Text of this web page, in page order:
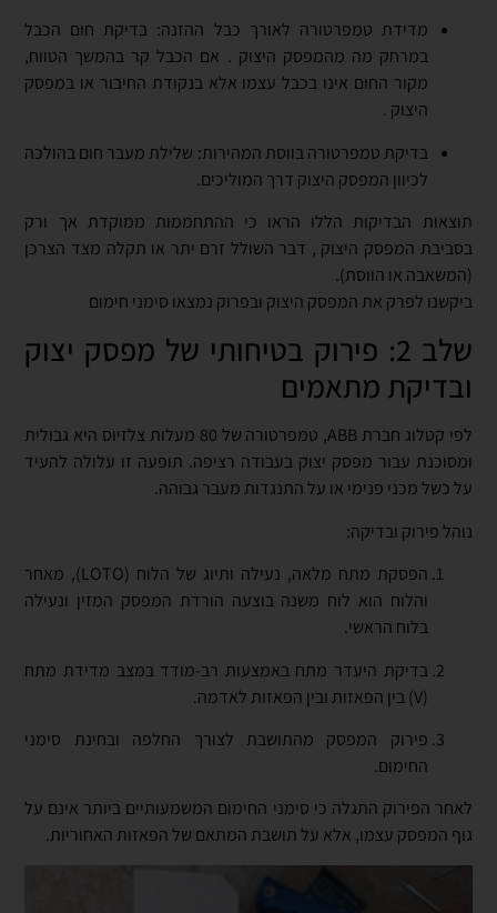
מדידת טמפרטורה לאורך כבל ההזנה: בדיקת חום הכבל
במרחק מה מהמפסק היצוק . אם הכבל קר בהמשך הטווח,
מקור החום אינו בכבל עצמו אלא בנקודת החיבור או במפסק
היצוק .
בדיקת טמפרטורה בווסת המהירות: שלילת מעבר חום בהולכה
לכיוון המפסק היצוק דרך המוליכים.
תוצאות הבדיקות הללו הראו כי ההתחממות ממוקדת אך ורק
בסביבת המפסק היצוק , דבר השולל זרם יתר או תקלה מצד הצרכן
(המשאבה או הווסת).
ביקשנו לפרק את המפסק היצוק ובפרוק נמצאו סימני חימום
שלב 2: פירוק בטיחותי של מפסק יצוק
ובדיקת מתאמים
לפי קטלוג חברת ABB, טמפרטורה של 80 מעלות צלזיוס היא גבולית
ומסוכנת עבור מפסק יצוק בעבודה רציפה. תופעה זו עלולה להעיד
על כשל מכני פנימי או על התנגדות מעבר גבוהה.
נוהל פירוק ובדיקה:
הפסקת מתח מלאה, נעילה ותיוג של הלוח (LOTO), מאחר
והלוח הוא לוח משנה בוצעה הורדת המפסק המזין ונעילה
בלוח הראשי.
בדיקת היעדר מתח באמצעות רב-מודד במצב מדידת מתח
(V) בין הפאזות ובין הפאזות לאדמה.
פירוק המפסק מהתושבת לצורך החלפה ובחינת סימני
החימום.
לאחר הפירוק התגלה כי סימני החימום המשמעותיים ביותר אינם על
גוף המפסק עצמו, אלא על תושבת המתאם של הפאזות האחוריות.